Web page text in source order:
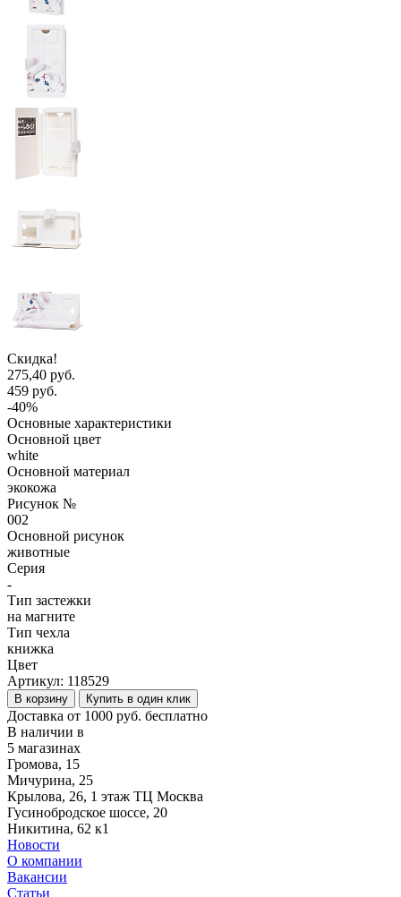
Скидка!
275,40 руб.
459 руб.
-40%
Основные характеристики
Основной цвет
white
Основной материал
экокожа
Рисунок №
002
Основной рисунок
животные
Серия
-
Тип застежки
на магните
Тип чехла
книжка
Цвет
Артикул: 118529
В корзину Купить в один клик
Доставка от 1000 руб. бесплатно
В наличии в
5 магазинах
Громова, 15
Мичурина, 25
Крылова, 26, 1 этаж ТЦ Москва
Гусинобродское шоссе, 20
Никитина, 62 к1
Новости
О компании
Вакансии
Статьи